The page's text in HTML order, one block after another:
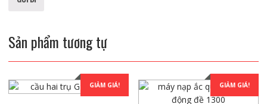
Sản phẩm tương tự
GIẢM GIÁ! GIẢM GIÁ!